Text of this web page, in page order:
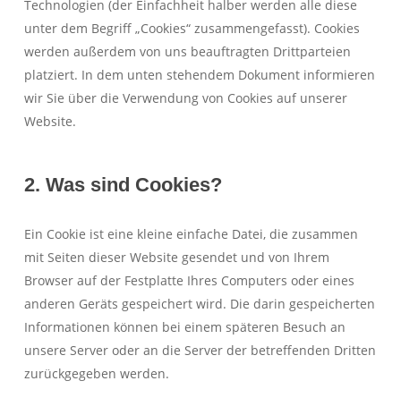
Technologien (der Einfachheit halber werden alle diese
unter dem Begriff „Cookies“ zusammengefasst). Cookies
werden außerdem von uns beauftragten Drittparteien
platziert. In dem unten stehendem Dokument informieren
wir Sie über die Verwendung von Cookies auf unserer
Website.
2. Was sind Cookies?
Ein Cookie ist eine kleine einfache Datei, die zusammen
mit Seiten dieser Website gesendet und von Ihrem
Browser auf der Festplatte Ihres Computers oder eines
anderen Geräts gespeichert wird. Die darin gespeicherten
Informationen können bei einem späteren Besuch an
unsere Server oder an die Server der betreffenden Dritten
zurückgegeben werden.